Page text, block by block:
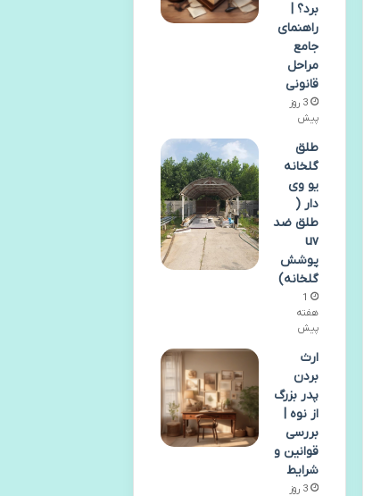
برد؟ |
راهنمای
جامع
مراحل
قانونی
3 روز
پیش
طلق
گلخانه
یو وی
دار (
طلق ضد
uv
پوشش
گلخانه)
1
هفته
پیش
ارث
بردن
پدر بزرگ
از نوه |
بررسی
قوانین و
شرایط
3 روز